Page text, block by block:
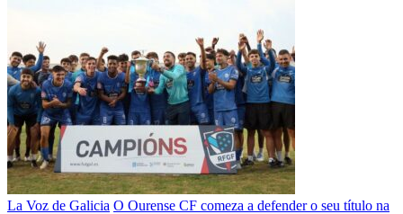
La Voz de Galicia O Ourense CF comeza a defender o seu título na